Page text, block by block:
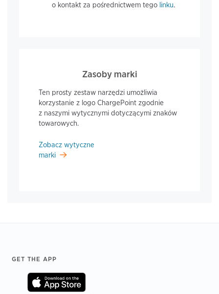
o kontakt za pośrednictwem tego linku.
Zasoby marki
Ten prosty zestaw narzędzi umożliwia
korzystanie z logo ChargePoint zgodnie
z naszymi wytycznymi dotyczącymi znaków
towarowych.
Zobacz wytyczne
marki
Footer
GET THE APP